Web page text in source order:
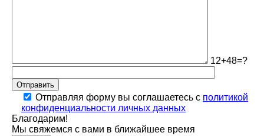
12+48=?
Отправить
Отправляя форму вы соглашаетесь с политикой
конфиденциальности личных данных
Благодарим!
Мы свяжемся с вами в ближайшее время